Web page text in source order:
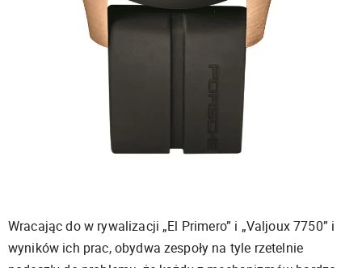
Wracając do w rywalizacji „El Primero” i „Valjoux 7750” i
wyników ich prac, obydwa zespoły na tyle rzetelnie